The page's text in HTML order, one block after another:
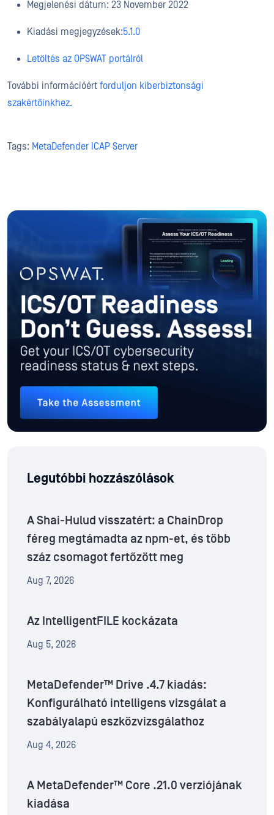
Megjelenési dátum: 23 November 2022
Kiadási megjegyzések:5.1.0
Letöltés az OPSWAT portálról
További információért forduljon kiberbiztonsági
szakértőinkhez.
Tags: MetaDefender ICAP Server
Legutóbbi hozzászólások
A Shai-Hulud visszatért: a ChainDrop
féreg megtámadta az npm-et, és több
száz csomagot fertőzött meg
Aug 7, 2026
Az IntelligentFILE kockázata
Aug 5, 2026
MetaDefender™ Drive .4.7 kiadás:
Konfigurálható intelligens vizsgálat a
szabályalapú eszközvizsgálathoz
Aug 4, 2026
A MetaDefender™ Core .21.0 verziójának
kiadása